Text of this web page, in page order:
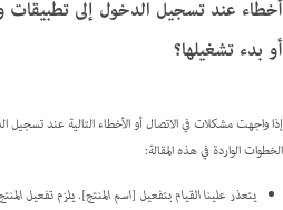
أو بدء تشغيلها؟
الخطوات الواردة في هذه المقالة:
يتعذر علينا القيام بتفعيل [اسم المنتج]. يلزم تفعيل